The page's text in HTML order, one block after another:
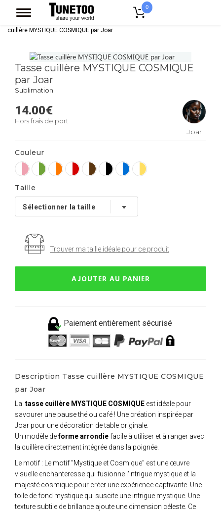
0
Accessoires Casquettes
cuillère MYSTIQUE COSMIQUE par Joar
Tasse cuillère MYSTIQUE COSMIQUE
par Joar
Sublimation
14.00€
Hors frais de port
Joar
Couleur
Taille
Trouver ma taille idéale pour ce produit
AJOUTER AU PANIER
Paiement entièrement sécurisé
Description Tasse cuillère MYSTIQUE COSMIQUE
par Joar
La tasse cuillère MYSTIQUE COSMIQUE est idéale pour
savourer une pause thé ou café ! Une création inspirée par
Joar pour une décoration de table originale.
Un modèle deforme arrondiefacile à utiliser et à ranger avec
la cuillère directement intégrée dans la poignée.
Le motif : Le motif "Mystique et Cosmique" est une œuvre
visuelle enchanteresse qui fusionne l'intrigue mystique et la
majesté cosmique pour créer une expérience captivante. Une
toile de fond mystique qui suscite une intrigue mystique. Une
texture subtile de brillance ajoute une dimension céleste. Ce